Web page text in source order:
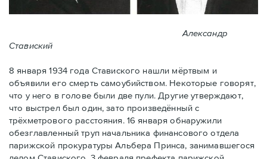
Александр
Ставиский
8 января 1934 года Ставиского нашли мёртвым и
объявили его смерть самоубийством. Некоторые говорят,
что у него в голове были две пули. Другие утверждают,
что выстрел был один, зато произведённый с
трёхметровoго расстояния. 16 января обнаружили
обезглавленный труп начальника финансового отдела
парижской прокуратуры Альбера Принса, занимавшегося